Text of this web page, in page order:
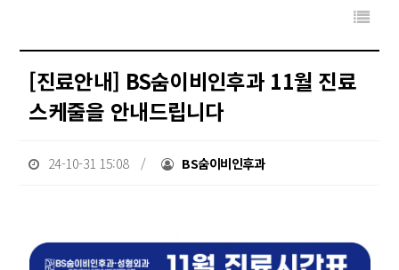
[진료안내] BS숨이비인후과 11월 진료
스케줄을 안내드립니다
24-10-31 15:08 / BS숨이비인후과